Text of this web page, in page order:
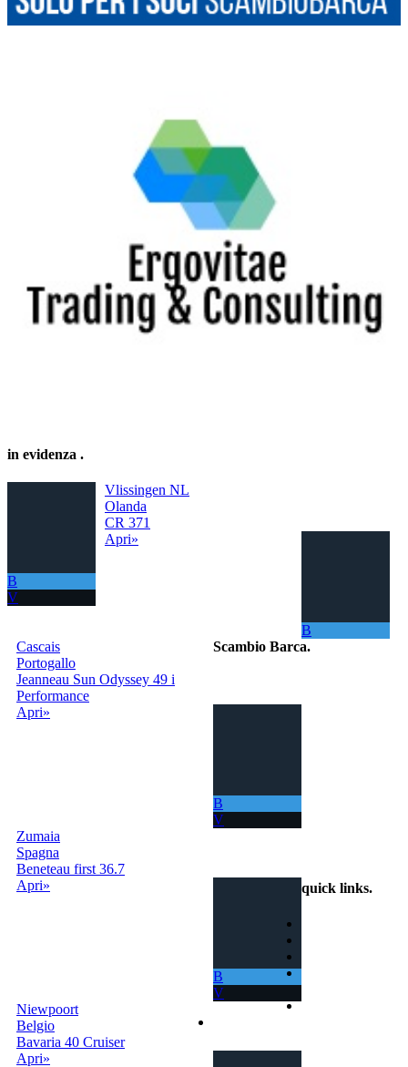
in evidenza .
B
V
Vlissingen NL
Olanda
CR 371
Apri»
B
Cascais
Portogallo
Jeanneau Sun Odyssey 49 i
Performance
Apri»
B
V
Zumaia
Spagna
Beneteau first 36.7
Apri»
B
V
Niewpoort
Belgio
Bavaria 40 Cruiser
Apri»
Scambio Barca.
quick links.